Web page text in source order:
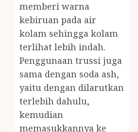
memberi warna
kebiruan pada air
kolam sehingga kolam
terlihat lebih indah.
Penggunaan trussi juga
sama dengan soda ash,
yaitu dengan dilarutkan
terlebih dahulu,
kemudian
memasukkannya ke